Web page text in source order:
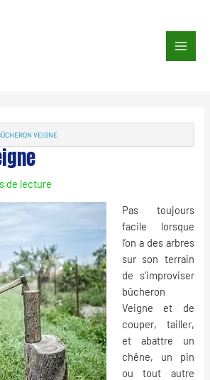
Main
VEIGNE
de lecture
Pas toujours
facile lorsque
l’on a des arbres
sur son terrain
de s’improviser
bûcheron
Veigne et de
couper, tailler,
et abattre un
chêne, un pin
ou tout autre